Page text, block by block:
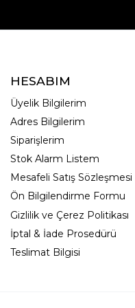
HESABIM
Üyelik Bilgilerim
Adres Bilgilerim
Siparişlerim
Stok Alarm Listem
Mesafeli Satış Sözleşmesi
Ön Bilgilendirme Formu
Gizlilik ve Çerez Politikası
İptal & İade Prosedürü
Teslimat Bilgisi